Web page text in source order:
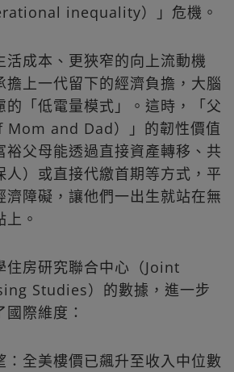
inequality）」危機。
活成本、更狹窄的向上流動機
擔上一代留下的經濟負擔，大腦
的「低電量模式」。這時，「父
Mom and Dad）」的韌性價值
父母能透過直接資產轉移、共
人）或直接代繳首期等方式，平
濟障礙，讓他們一出生就站在無
。
住房研究聯合中心（Joint
Studies）的數據，進一步
際維度：
：全美樓價已飆升至收入中位數